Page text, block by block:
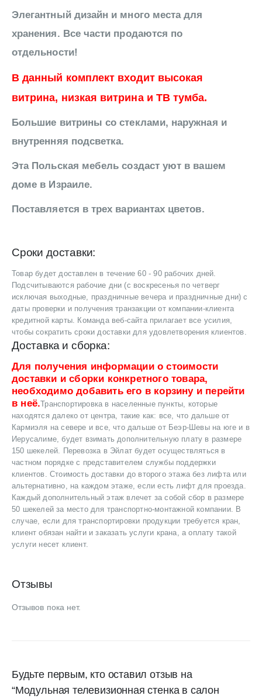
Элегантный дизайн и много места для
хранения. Все части продаются по
отдельности!
В данный комплект входит высокая
витрина, низкая витрина и ТВ тумба.
Большие витрины со стеклами, наружная и
внутренняя подсветка.
Эта Польская мебель создаст уют в вашем
доме в Израиле.
Поставляется в трех вариантах цветов.
Сроки доставки:
Товар будет доставлен в течение 60 - 90 рабочих дней.
Подсчитываются рабочие дни (с воскресенья по четверг
исключая выходные, праздничные вечера и праздничные дни) с
даты проверки и получения транзакции от компании-клиента
кредитной карты. Команда веб-сайта прилагает все усилия,
чтобы сократить сроки доставки для удовлетворения клиентов.
Доставка и сборка:
Для получения информации о стоимости
доставки и сборки конкретного товара,
необходимо добавить его в корзину и перейти
в неё.Транспортировка в населенные пункты, которые
находятся далеко от центра, такие как: все, что дальше от
Кармиэля на севере и все, что дальше от Беэр-Шевы на юге и в
Иерусалиме, будет взимать дополнительную плату в размере
150 шекелей. Перевозка в Эйлат будет осуществляться в
частном порядке с представителем службы поддержки
клиентов. Стоимость доставки до второго этажа без лифта или
альтернативно, на каждом этаже, если есть лифт для проезда.
Каждый дополнительный этаж влечет за собой сбор в размере
50 шекелей за место для транспортно-монтажной компании. В
случае, если для транспортировки продукции требуется кран,
клиент обязан найти и заказать услуги крана, а оплату такой
услуги несет клиент.
Отзывы
Отзывов пока нет.
Будьте первым, кто оставил отзыв на
“Модульная телевизионная стенка в салон